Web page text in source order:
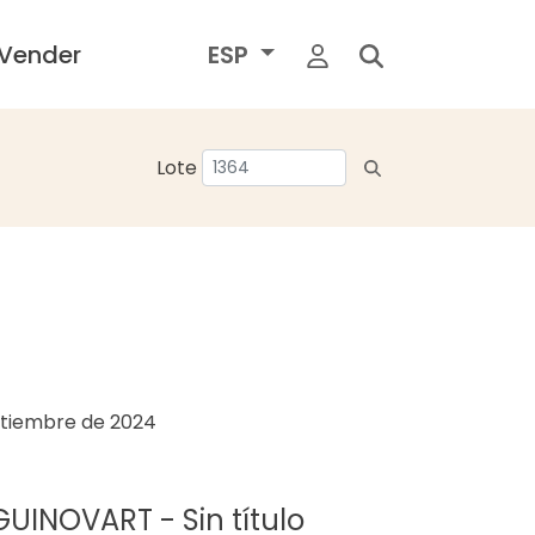
ESP
Lote
de 2024
- Sin título